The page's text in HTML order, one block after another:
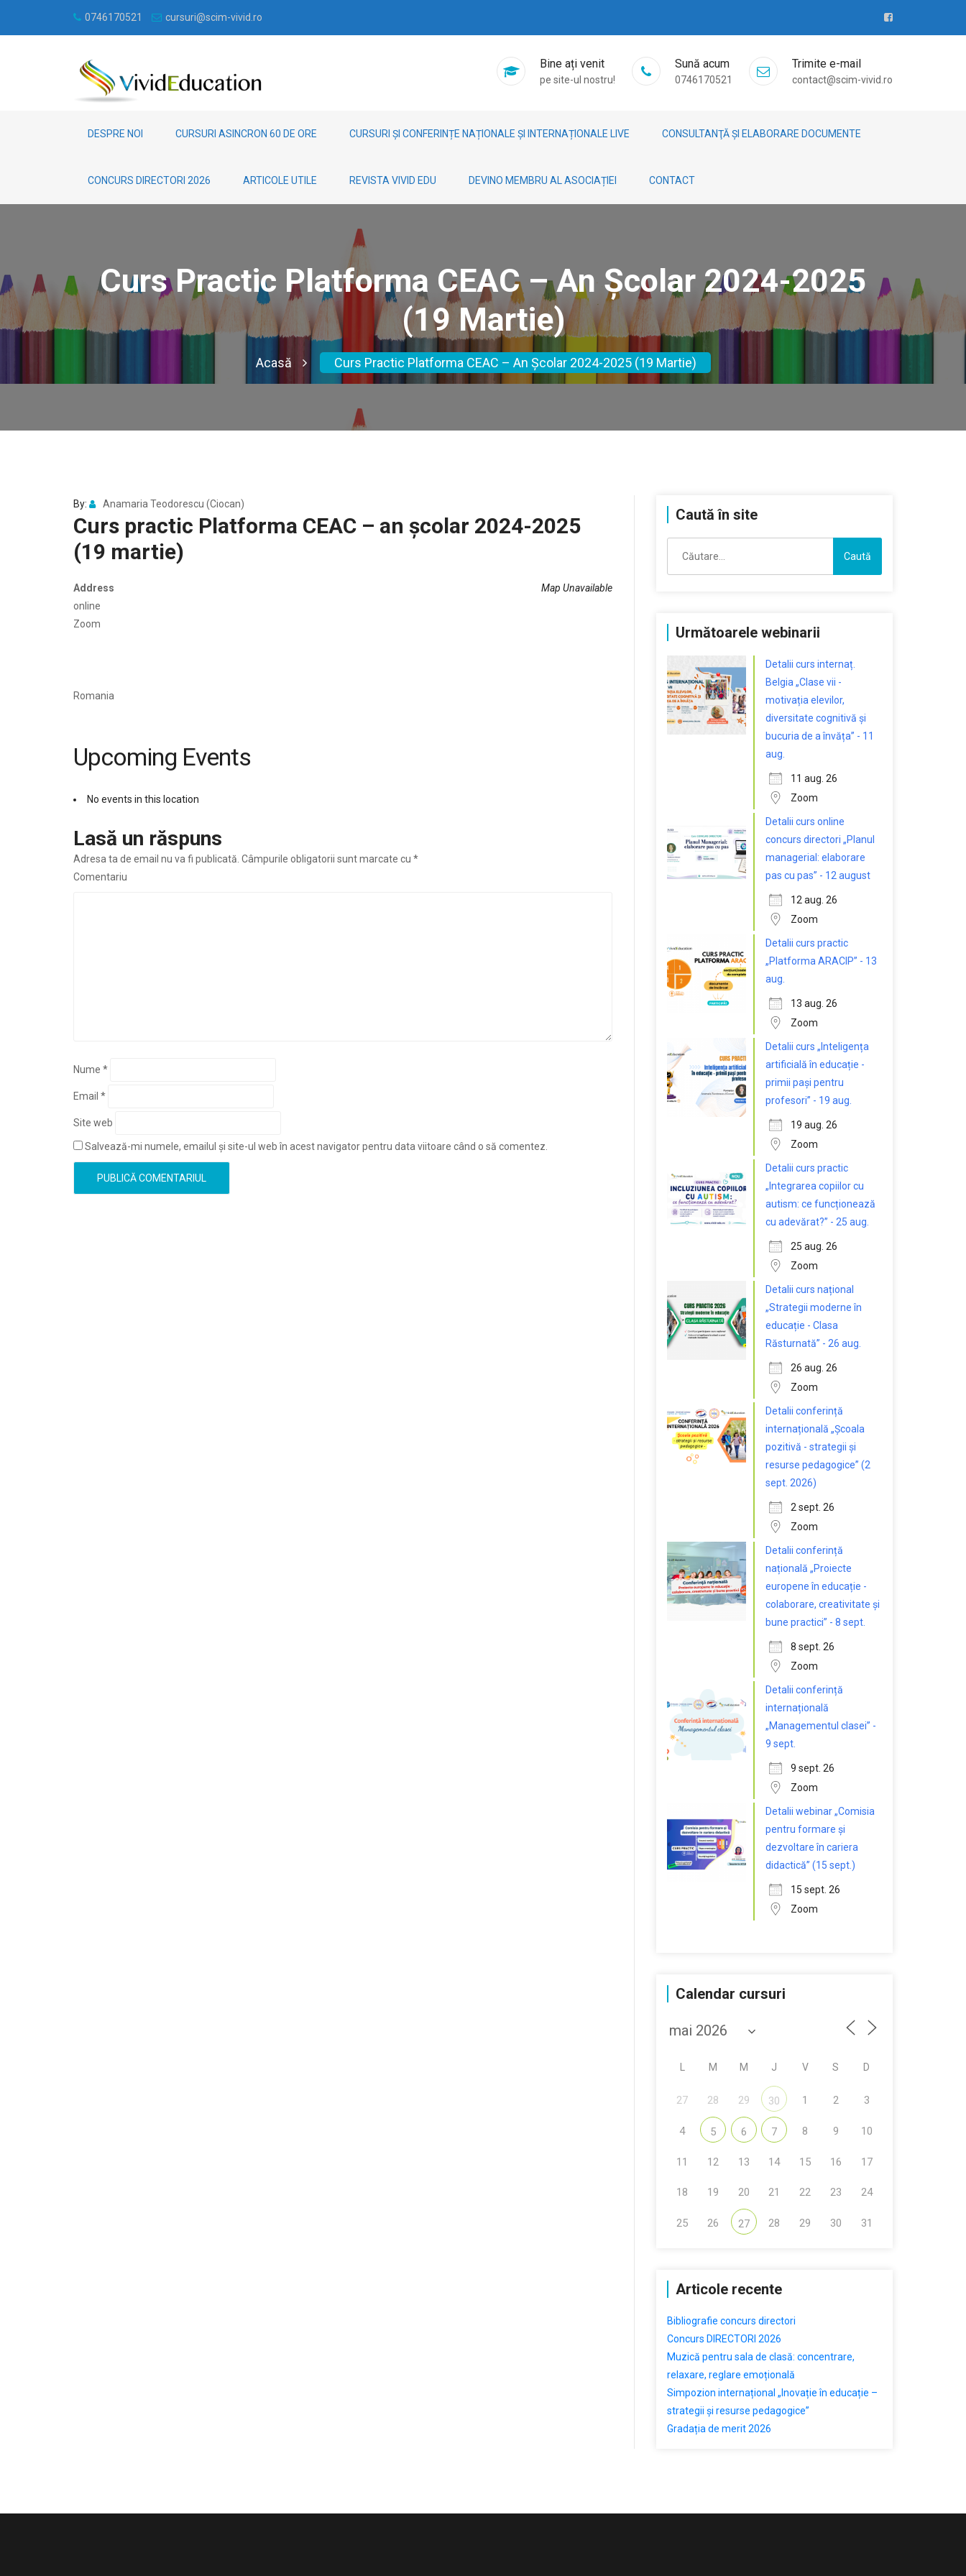
0746170521 cursuri@scim-vivid.ro
Bine ați venit
pe site-ul nostru!
Sună acum
0746170521
Trimite e-mail
contact@scim-vivid.ro
DESPRE NOI CURSURI ASINCRON 60 DE ORE CURSURI ȘI CONFERINȚE NAȚIONALE ȘI INTERNAȚIONALE LIVE CONSULTANŢĂ ȘI ELABORARE DOCUMENTE
CONCURS DIRECTORI 2026 ARTICOLE UTILE REVISTA VIVID EDU DEVINO MEMBRU AL ASOCIAȚIEI CONTACT
Curs Practic Platforma CEAC – An Școlar 2024-2025
(19 Martie)
Acasă Curs Practic Platforma CEAC – An Școlar 2024-2025 (19 Martie)
By: Anamaria Teodorescu (Ciocan)
Curs practic Platforma CEAC – an școlar 2024-2025
(19 martie)
Map Unavailable
Address
online
Zoom
Romania
Upcoming Events
No events in this location
Lasă un răspuns
Adresa ta de email nu va fi publicată. Câmpurile obligatorii sunt marcate cu *
Comentariu
Nume *
Email *
Site web
Salvează-mi numele, emailul și site-ul web în acest navigator pentru data viitoare când o să comentez.
Caută în site
după:
Următoarele webinarii
Detalii curs internaț.
Belgia „Clase vii -
motivația elevilor,
diversitate cognitivă și
bucuria de a învăța” - 11
aug.
11 aug. 26
Zoom
Detalii curs online
concurs directori „Planul
managerial: elaborare
pas cu pas” - 12 august
12 aug. 26
Zoom
Detalii curs practic
„Platforma ARACIP” - 13
aug.
13 aug. 26
Zoom
Detalii curs „Inteligența
artificială în educație -
primii pași pentru
profesori” - 19 aug.
19 aug. 26
Zoom
Detalii curs practic
„Integrarea copiilor cu
autism: ce funcționează
cu adevărat?” - 25 aug.
25 aug. 26
Zoom
Detalii curs național
„Strategii moderne în
educație - Clasa
Răsturnată” - 26 aug.
26 aug. 26
Zoom
Detalii conferință
internațională „Școala
pozitivă - strategii și
resurse pedagogice” (2
sept. 2026)
2 sept. 26
Zoom
Detalii conferință
națională „Proiecte
europene în educație -
colaborare, creativitate și
bune practici” - 8 sept.
8 sept. 26
Zoom
Detalii conferință
internațională
„Managementul clasei” -
9 sept.
9 sept. 26
Zoom
Detalii webinar „Comisia
pentru formare și
dezvoltare în cariera
didactică” (15 sept.)
15 sept. 26
Zoom
Calendar cursuri
M M J V S D
27 28 29 30 1 2 3
4 5 6 7 8 9 10
11 12 13 14 15 16 17
18 19 20 21 22 23 24
25 26 27 28 29 30 31
Articole recente
Bibliografie concurs directori
Concurs DIRECTORI 2026
Muzică pentru sala de clasă: concentrare,
relaxare, reglare emoțională
Simpozion internațional „Inovație în educație –
strategii și resurse pedagogice”
Gradația de merit 2026